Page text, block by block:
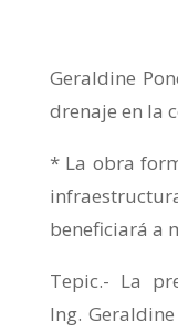
Geraldine
drenaje en la
* La obra
beneficiará a
Tepic.- La
Ing.